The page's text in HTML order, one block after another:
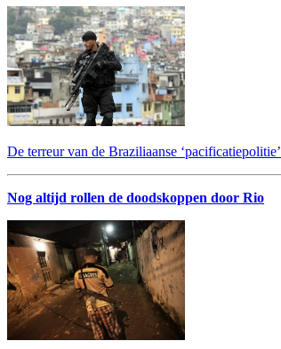
De terreur van de Braziliaanse ‘pacificatiepolitie’
Nog altijd rollen de doodskoppen door Rio